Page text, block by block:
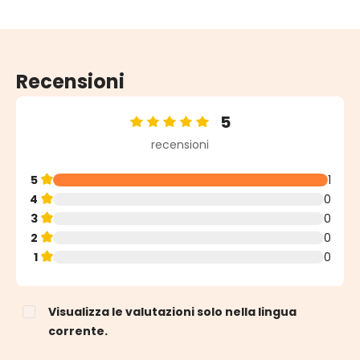
Recensioni
Valutazione media di 5 su 5 stelle
5
recensioni
5
1
4
0
3
0
2
0
1
0
Visualizza le valutazioni solo nella lingua
corrente.